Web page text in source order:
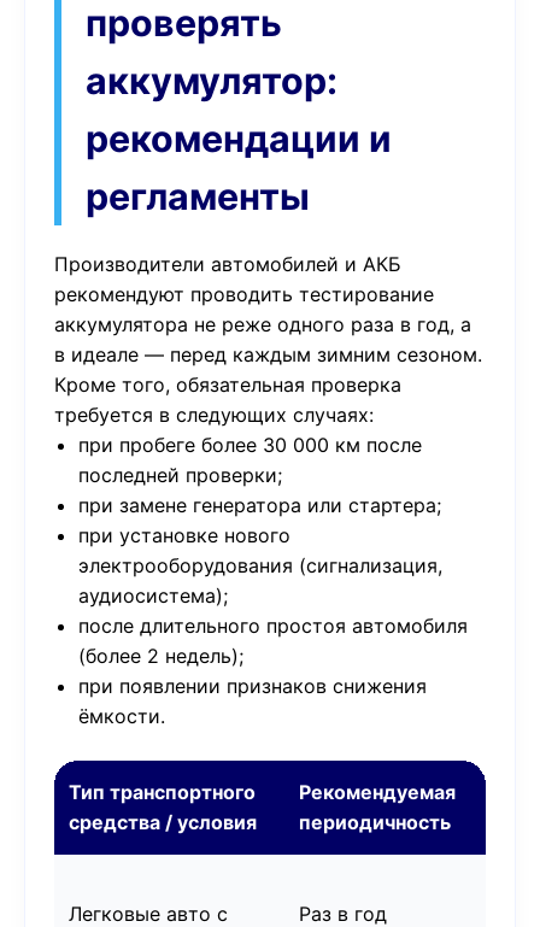
проверять
аккумулятор:
рекомендации и
регламенты
Производители автомобилей и АКБ
рекомендуют проводить тестирование
аккумулятора не реже одного раза в год, а
в идеале — перед каждым зимним сезоном.
Кроме того, обязательная проверка
требуется в следующих случаях:
при пробеге более 30 000 км после
последней проверки;
при замене генератора или стартера;
при установке нового
электрооборудования (сигнализация,
аудиосистема);
после длительного простоя автомобиля
(более 2 недель);
при появлении признаков снижения
ёмкости.
Тип транспортного
средства / условия
Рекомендуемая
периодичность
Легковые авто с
Раз в год